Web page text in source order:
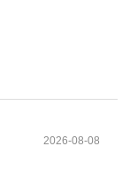
2026-08-08